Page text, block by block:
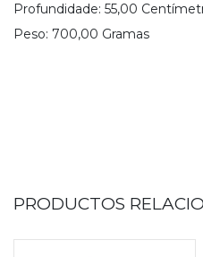
Profundidade: 55,00
Peso: 700,00 Gramas
PRODUCTOS